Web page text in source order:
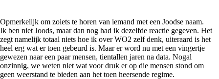
Opmerkelijk om zoiets te horen van iemand met een Joodse naam.
Ik ben niet Joods, maar dan nog had ik dezelfde reactie gegeven. Het
zegt namelijk totaal niets hoe ik over WO2 zelf denk, uiteraard is het
heel erg wat er toen gebeurd is. Maar er word nu met een vingertje
gewezen naar een paar mensen, tientallen jaren na data. Nogal
onzinnig, we weten niet wat voor druk er op die mensen stond om
geen weerstand te bieden aan het toen heersende regime.